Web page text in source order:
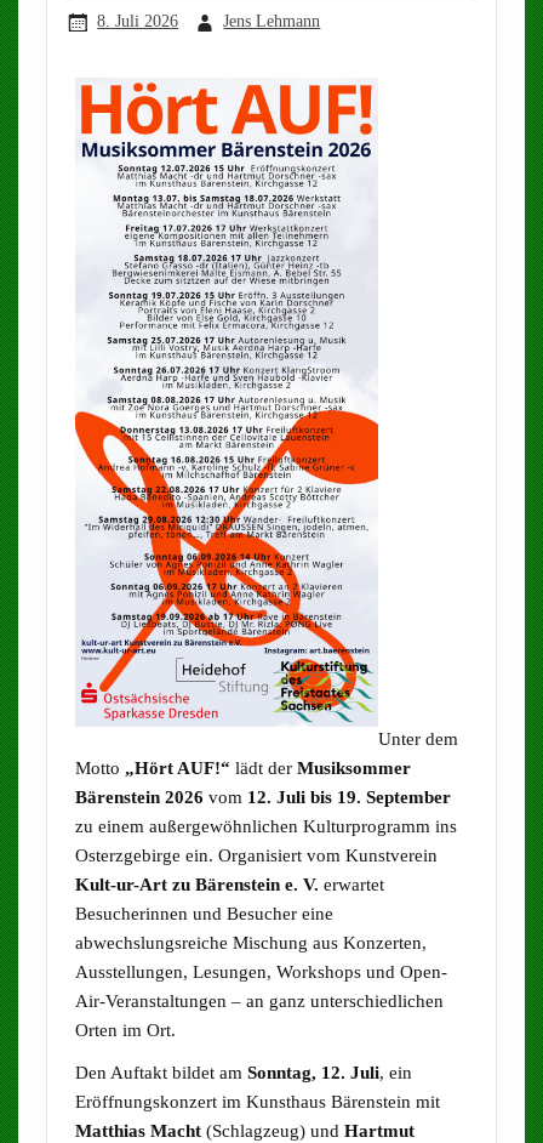
8. Juli 2026 Jens Lehmann
Unter dem
Motto „Hört AUF!“ lädt der Musiksommer
Bärenstein 2026 vom 12. Juli bis 19. September
zu einem außergewöhnlichen Kulturprogramm ins
Osterzgebirge ein. Organisiert vom Kunstverein
Kult-ur-Art zu Bärenstein e. V. erwartet
Besucherinnen und Besucher eine
abwechslungsreiche Mischung aus Konzerten,
Ausstellungen, Lesungen, Workshops und Open-
Air-Veranstaltungen – an ganz unterschiedlichen
Orten im Ort.
Den Auftakt bildet am Sonntag, 12. Juli, ein
Eröffnungskonzert im Kunsthaus Bärenstein mit
Matthias Macht(Schlagzeug) und Hartmut